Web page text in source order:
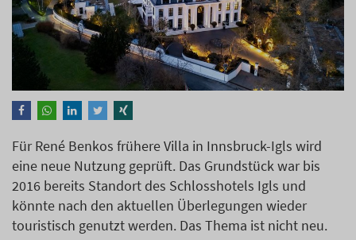
Für René Benkos frühere Villa in Innsbruck-Igls wird
eine neue Nutzung geprüft. Das Grundstück war bis
2016 bereits Standort des Schlosshotels Igls und
könnte nach den aktuellen Überlegungen wieder
touristisch genutzt werden. Das Thema ist nicht neu.